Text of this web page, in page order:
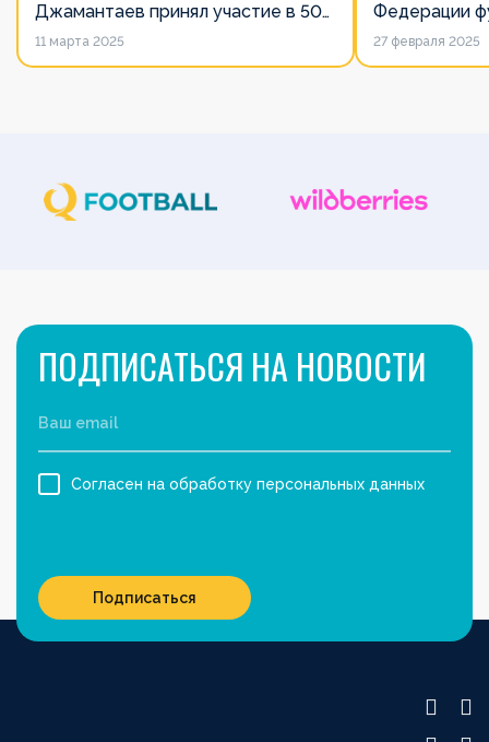
Джамантаев принял участие в 50-
м Общем собрании Европейских
11 марта 2025
Федерации
дорожит
27 февраля 2025
ПОДПИСАТЬСЯ НА НОВОСТИ
Согласен на обработку персональных данных
Подписаться